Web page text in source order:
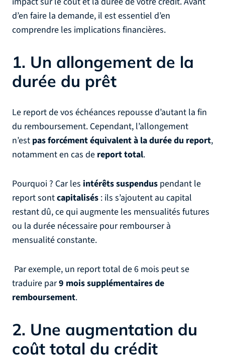
d’en faire la demande, il est essentiel d’en
comprendre les implications financières.
1. Un allongement de la
durée du prêt
Le report de vos échéances repousse d’autant la fin
du remboursement. Cependant, l’allongement
n’est pas forcément équivalent à la durée du report,
notamment en cas de report total.
Pourquoi ? Car les intérêts suspendus pendant le
report sontcapitalisés : ils s’ajoutent au capital
restant dû, ce qui augmente les mensualités futures
ou la durée nécessaire pour rembourser à
mensualité constante.
Par exemple, un report total de 6 mois peut se
traduire par9 mois supplémentaires de
remboursement.
2. Une augmentation du
coût total du crédit